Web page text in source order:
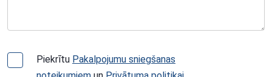
Piekrītu Pakalpojumu sniegšanas